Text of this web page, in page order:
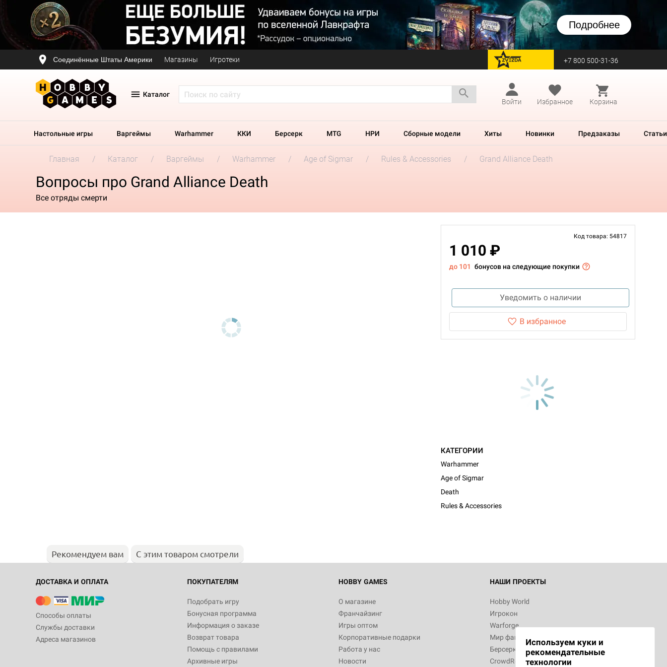
Подробнее
Соединённые Штаты Америки Магазины Игротеки перейти на Zvezda +7 800 500-31-36
Каталог
Войти
Избранное Корзина
Настольные игры Варгеймы Warhammer ККИ Берсерк MTG НРИ Сборные модели Хиты Новинки Предзаказы Статьи
Главная Каталог Варгеймы Warhammer Age of Sigmar Rules & Accessories Grand Alliance Death
Вопросы про Grand Alliance Death
Все отряды смерти
Код товара: 54817
1 010 ₽
до 101 бонусов на следующие покупки
Уведомить о наличии
В избранное
КАТЕГОРИИ
Warhammer
Age of Sigmar
Death
Rules & Accessories
Рекомендуем вам С этим товаром смотрели
ДОСТАВКА И ОПЛАТА
Способы оплаты
Службы доставки
Адреса магазинов
ПОКУПАТЕЛЯМ
Подобрать игру
Бонусная программа
Информация о заказе
Возврат товара
Помощь с правилами
Архивные игры
HOBBY GAMES
О магазине
Франчайзинг
Игры оптом
Корпоративные подарки
Работа у нас
Новости
НАШИ ПРОЕКТЫ
Hobby World
Игрокон
Warforge
Мир фантастики
Берсерк
CrowdRepublic
Используем куки и
рекомендательные
технологии